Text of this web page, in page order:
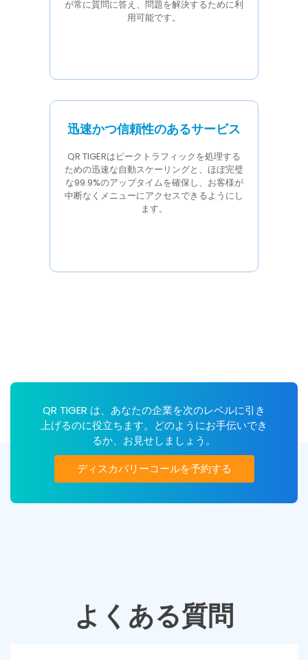
が常に質問に答え、問題を解決するために利
用可能です。
迅速かつ信頼性のあるサービス
QR TIGERはピークトラフィックを処理する
ための迅速な自動スケーリングと、ほぼ完璧
な99.9%のアップタイムを確保し、お客様が
中断なくメニューにアクセスできるようにし
ます。
QR TIGER は、あなたの企業を次のレベルに引き
上げるのに役立ちます。どのようにお手伝いでき
るか、お見せしましょう。
ディスカバリーコールを予約する
よくある質問